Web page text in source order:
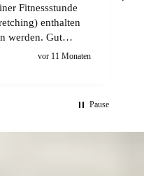
Fitnessstunde
enthalten
werden. Gut
vor 11 Monaten
Pause